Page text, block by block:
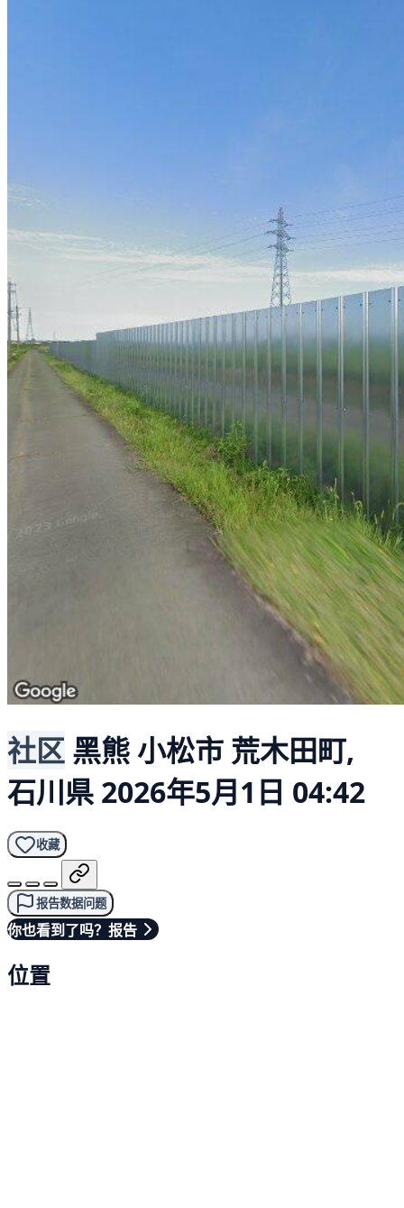
社区 黑熊 小松市 荒木田町,
石川県 2026年5月1日 04:42
收藏
报告数据问题
你也看到了吗？报告
位置